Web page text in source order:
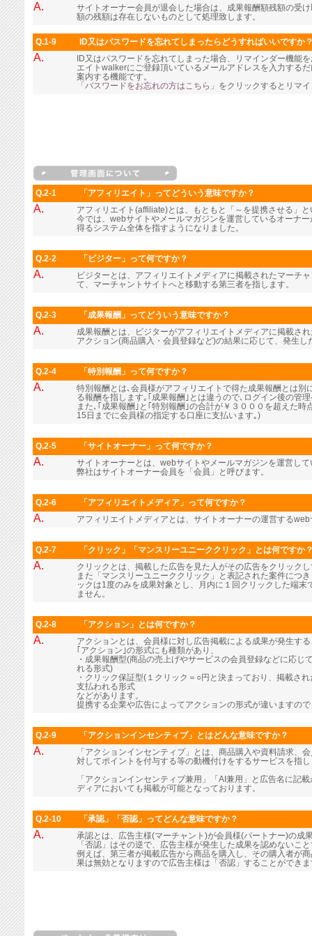
A.
サイトオーナー会員が退会した場合は、成果報酬額残額の受
額の残額は存在しないものとして処理致します。
Q.1-9 ID又はパスワードを忘れてしまったらどうすればいいですか
A.
ID又はパスワードを忘れてしまった場合、リマインダー機能
エイトwalkerにご登録頂いているメールアドレスを入力する
案内する機能です。
「パスワードをお忘れの方はこちら」 をクリックするとリマ
Q.2-1 「アフィリエイト」ってどういう意味ですか？
A.
アフィリエイト(affiliate)とは、もともと「～を提携させる」
今では、webサイトやメールマガジンを運営しているオーナ
得るシステム全体を指すようになりました。
Q.2-2 「ビジター」って何ですか？
A.
ビジターとは、アフィリエイトメディアに掲載されたマーチ
て、マーチャントサイトへと移動する第三者を指します。
Q.2-3 「成果報酬」ってどういう意味ですか？
A.
成果報酬とは、ビジターがアフィリエイトメディアに掲載さ
アクション(商品購入・会員登録など)の結果に応じて、発生し
Q.2-4 「特別報酬」って何ですか？
A.
特別報酬とは､会員様がアフィリエイトで得た成果報酬とは
る報酬を指します｡｢成果報酬｣とは違うので､ログイン後の管
また､｢成果報酬｣と｢特別報酬｣の合計が￥３０００を超えた
15日までに会員様の指定する口座に支払います｡)
Q.2-5 「サイトオーナー」って何ですか？
A.
サイトオーナーとは、webサイトやメールマガジンを運営し
弊社はサイトオーナー会員を「会員」と呼びます。
Q.2-6 「アフィリエイトメディア」って何ですか？
A. アフィリエイトメディアとは、サイトオーナーの運営する
Q.2-7 「クリック」「マンスリーユニーククリック」とは何ですか
A.
クリックとは、掲載した広告を見た人がその広告をクリック
また「マンスリーユニーククリック」と表記された案件につ
ックは1度のみを成果対象とし、月内に１回クリックした端
ません。
Q.2-8 「アクション」とは何ですか？
A.
アクションとは、会員様に対し広告掲載による成果が発生す
｢アクション｣の形式にも種類があり、
・成果報酬型(商品の売上げやサービスの会員登録などに応
れる形式)
・クリック保証型(１クリック＝○円と決まっており、掲載さ
支払われる形式
などがあります。
提携する企業や広告によってアクションの形式が違いますの
Q.2-9 「アクションインセンティブ」とはどんな意味ですか？
A.
「アクションインセンティブ」とは、商品購入や資料請求、
対してポイントを付与する等の動機付けをするサービスを指
「アクションインセンティブ兼用」「AI兼用」と広告名に記
ディアにおいても掲載が可能となっております。
Q.2-10 「承認」「否認」ってどんな意味ですか？
A.
承認とは、広告主様(マーチャント)が会員様(パートナー)の成
「否認」はその逆で、広告主様が発生した成果を認めないこ
例えば、第三者が掲載広告から商品を購入し、その購入者が
果は無効となりますので広告主様は「否認」することができ